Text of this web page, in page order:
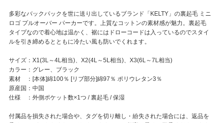
多彩なバックパックを世に送り出しているブランド「KELTY」の裏起毛 ミニ
ロゴ プルオーバー パーカーです。上質なコットンの素材感が魅力。裏起毛
タイプなので着心地は温かく、裾にはドローコードは入っているのでスタイ
ルを引き締めるとともに冷たい風も防いでくれます。
サイズ：X1(3L～4L相当)、X2(4L～5L相当)、X3(6L～7L相当)
カラー：グレー、ブラック
素材 ：[本体]綿100％ [リブ部分]綿97％ ポリウレタン3％
原産国：中国
仕様 ：外側ポケット数×1つ / 裏起毛 / 保湿
付属品を損失された場合や、タグを切り離し・紛失された場合には、返品を